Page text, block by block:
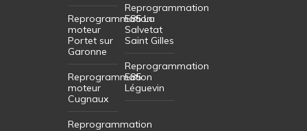
Reprogrammation
moteur
Portet sur
Garonne
Reprogrammation
moteur
Cugnaux
Reprogrammation
Reprogrammation
E85 La
Salvetat
Saint Gilles
Reprogrammation
E85
Léguevin